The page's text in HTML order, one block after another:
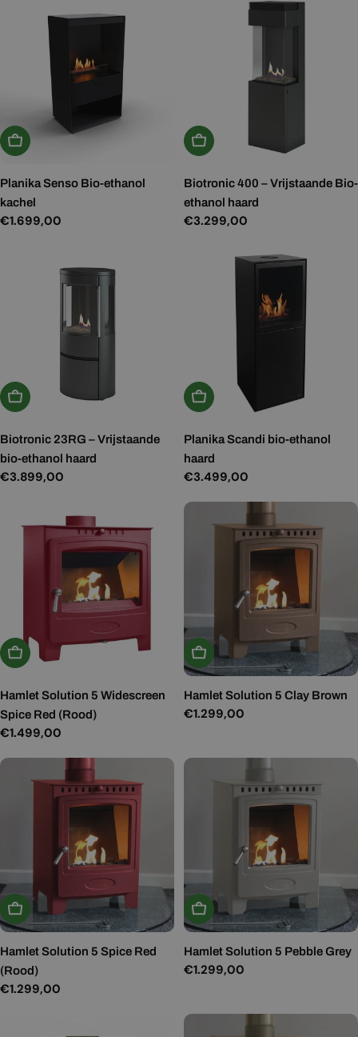
In Winkelwagen
Planika Senso Bio-ethanol
kachel
Normale
€1.699,00
In Winkelwagen
Biotronic 400 – Vrijstaande Bio-
ethanol haard
Normale
€3.299,00
In Winkelwagen
Biotronic 23RG – Vrijstaande
bio-ethanol haard
Normale
€3.899,00
In Winkelwagen
Planika Scandi bio-ethanol
haard
Normale
€3.499,00
In Winkelwagen
Hamlet Solution 5 Widescreen
Spice Red (Rood)
Normale
€1.499,00
In Winkelwagen
Hamlet Solution 5 Clay Brown
Normale
€1.299,00
In Winkelwagen
Hamlet Solution 5 Spice Red
(Rood)
Normale
€1.299,00
In Winkelwagen
Hamlet Solution 5 Pebble Grey
Normale
€1.299,00